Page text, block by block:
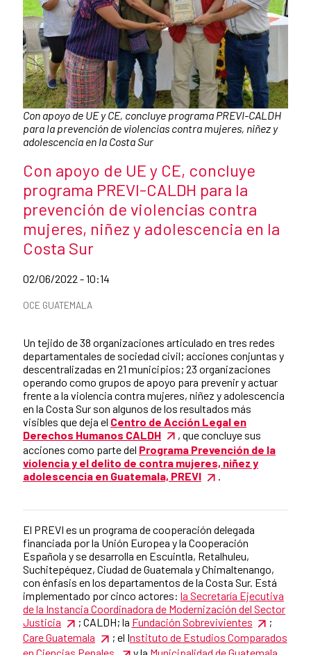
Caption:
Con apoyo de UE y CE, concluye programa PREVI-CALDH
para la prevención de violencias contra mujeres, niñez y
adolescencia en la Costa Sur
News title
Con apoyo de UE y CE, concluye
programa PREVI-CALDH para la
prevención de violencias contra
mujeres, niñez y adolescencia en la
Costa Sur
Date of publication of the news item
02/06/2022 - 10:14
News categories
OCE GUATEMALA
Un tejido de 38 organizaciones articulado en tres redes
departamentales de sociedad civil; acciones conjuntas y
descentralizadas en 21 municipios; 23 organizaciones
operando como grupos de apoyo para prevenir y actuar
frente a la violencia contra mujeres, niñez y adolescencia
en la Costa Sur son algunos de los resultados más
visibles que deja el Centro de Acción Legal en
Derechos Humanos CALDH
, que concluye sus
acciones como parte del Programa Prevención de la
violencia y el delito de contra mujeres, niñez y
adolescencia en Guatemala, PREVI
.
News content
El PREVI es un programa de cooperación delegada
financiada por la Unión Europea y la Cooperación
Española y se desarrolla en Escuintla, Retalhuleu,
Suchitepéquez, Ciudad de Guatemala y Chimaltenango,
con énfasis en los departamentos de la Costa Sur. Está
implementado por cinco actores: la Secretaría Ejecutiva
de la Instancia Coordinadora de Modernización del Sector
Justicia
; CALDH; la Fundación Sobrevivientes
;
Care Guatemala
; el Instituto de Estudios Comparados